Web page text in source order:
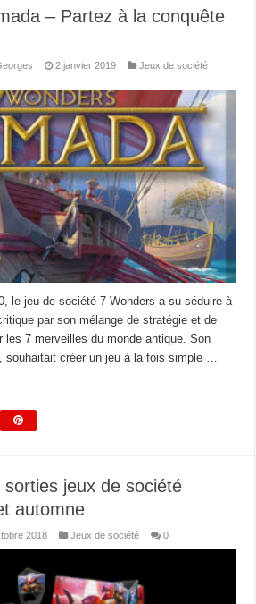
– Partez à la conquête
2 janvier 2019
Jeux de société
le jeu de société 7 Wonders a su séduire à
par son mélange de stratégie et de
les 7 merveilles du monde antique. Son
souhaitait créer un jeu à la fois simple …
jeux de société
automne
2018 Jeux de société 0